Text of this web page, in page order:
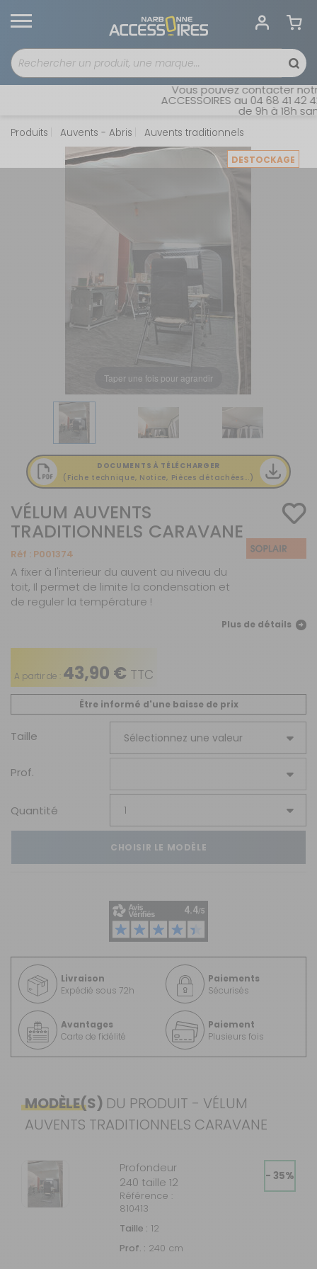
Vous pouvez contacter notre
ACCESSOIRES au 04 68 41 42
de 9h à 18h
Produits Auvents - Abris Auvents traditionnels
DESTOCKAGE
Taper une fois pour agrandir
DOCUMENTS À TÉLÉCHARGER
(Fiche technique, Notice, Pièces détachées...)
VÉLUM AUVENTS
TRADITIONNELS CARAVANE
Réf : P001374
A fixer à l'interieur du auvent au niveau du
toit, Il permet de limite la condensation et
de reguler la température !
Plus de détails
A partir de : 43,90 € TTC
Être informé d'une baisse de prix
Taille
Prof.
Quantité
CHOISIR LE MODÈLE
Livraison
Expédié sous 72h
Paiements
Sécurisés
Avantages
Carte de fidélité
Paiement
Plusieurs fois
MODÈLE(S) DU PRODUIT - VÉLUM
AUVENTS TRADITIONNELS CARAVANE
Profondeur
240 taille 12
Référence :
810413
Taille : 12
Prof. : 240 cm
- 35%